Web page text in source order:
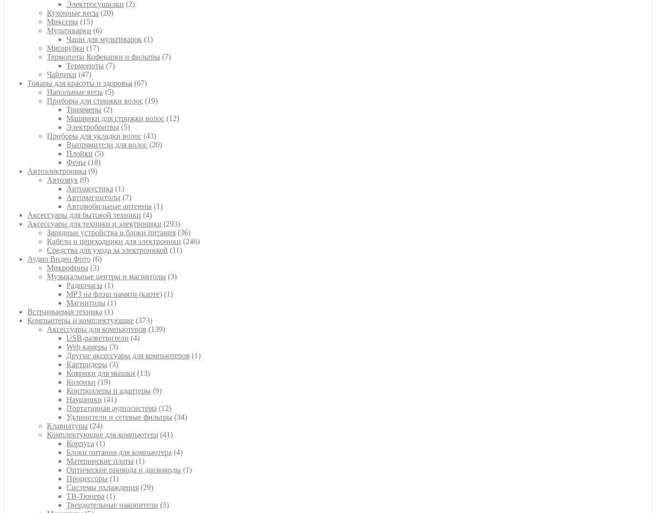
товаров
Электросушилки 22
Кухонные весы 2020
Миксеры 1515
товаров
Мультиварки 66
товаров
Чаши для мультиварок 11
Мясорубки 1717
товаров
Термопоты Кофеварки и фильтры 77
Термопоты 77
Чайники 4747
товаров
Товары для красоты и здоровья 6767
Напольные весы 55
товаров
Приборы для стрижки волос 1919
Триммеры 22
товара
Машинки для стрижки волос 1212
Электробритвы 55
товаров
Приборы для укладки волос 4343
товара
Выпрямители для волос 2020
Плойки 55
Фены 1818
Автоэлектроника 99
Автозвук 99
товаров
Автоакустика 11
товар
Автомагнитолы 77
товаров
Автомобильные антенны 11
Аксессуары для бытовой техники 44
товара
Аксессуары для техники и электроники 293293
товара
Зарядные устройства и блоки питания 3636
товаров
Кабели и переходники для электроники 246246
Средства для ухода за электроникой 1111
Аудио Видео Фото 66
товаров
Микрофоны 33
товара
Музыкальные центры и магнитолы 33
Радиочасы 11
товар
MP3 на флэш памяти (карте) 11
Магнитолы 11
Встраиваемая техника 11
товар
Компьютеры и комплектующие 373373
товара
Аксессуары для компьютеров 139139
USB-разветвители 44
Web камеры 33
товара
Другие аксессуары для компьютеров 11
Картридеры 33
товара
Коврики для мышки 1313
Колонки 1919
товаров
Контроллеры и адаптеры 99
Наушники 4141
товар
Портативная аудиосистема 1212
товаров
Удлинители и сетевые фильтры 3434
Клавиатуры 2424
товара
Комплектующие для компьютера 4141
Корпуса 11
товар
Блоки питания для компьютера 44
Материнские платы 11
товар
Оптические привода и дисководы 11
Процессоры 11
товар
Системы охлаждения 2929
ТВ-Тюнера 11
товар
Твердотельные накопители 33